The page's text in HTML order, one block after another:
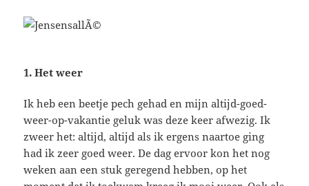
1. Het weer
Ik heb een beetje pech gehad en mijn altijd-goed-
weer-op-vakantie geluk was deze keer afwezig. Ik
zweer het: altijd, altijd als ik ergens naartoe ging
had ik zeer goed weer. De dag ervoor kon het nog
weken aan een stuk geregend hebben, op het